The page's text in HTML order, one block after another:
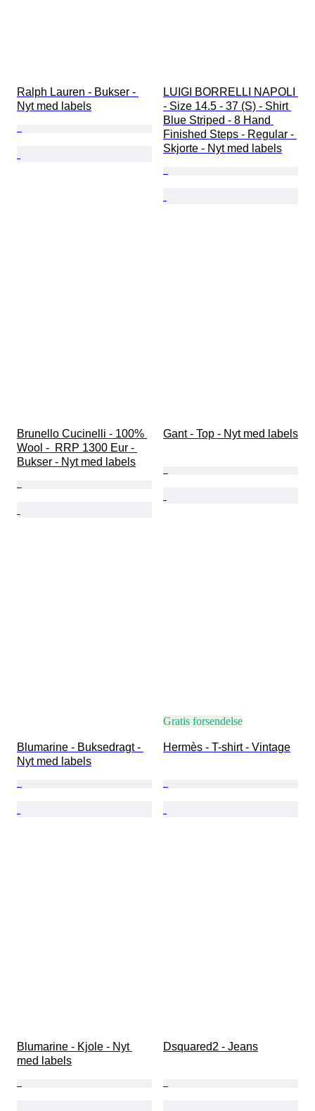
Ralph Lauren - Bukser -
Nyt med labels
LUIGI BORRELLI NAPOLI
- Size 14.5 - 37 (S) - Shirt
Blue Striped - 8 Hand
Finished Steps - Regular -
Skjorte - Nyt med labels
Brunello Cucinelli - 100%
Wool -  RRP 1300 Eur -
Bukser - Nyt med labels
Gant - Top - Nyt med labels
Blumarine - Buksedragt -
Nyt med labels
Gratis forsendelse
Hermès - T-shirt - Vintage
Blumarine - Kjole - Nyt
med labels
Dsquared2 - Jeans